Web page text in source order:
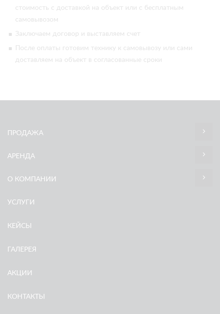
стоимость с доставкой на объект или с бесплатным
самовывозом
Заключаем договор и выставляем счет
После оплаты готовим технику к самовывозу или сами
доставляем на объект в согласованные сроки
ПРОДАЖА
АРЕНДА
О КОМПАНИИ
УСЛУГИ
КЕЙСЫ
ГАЛЕРЕЯ
АКЦИИ
КОНТАКТЫ